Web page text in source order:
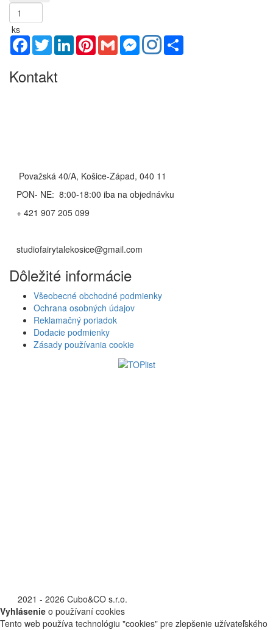
ks
Facebook
TwitterLinkedInPinterestGmail Messenger
Kontakt
Považská 40/A, Košice-Západ, 040 11
PON- NE: 8:00-18:00 iba na objednávku
+ 421 907 205 099
studiofairytalekosice@gmail.com
Dôležité informácie
Všeobecné obchodné podmienky
Ochrana osobných údajov
Reklamačný poriadok
Dodacie podmienky
Zásady používania cookie
2021 - 2026 Cubo&CO s.r.o.
Vyhlásenie o používaní cookies
Tento web používa technológiu "cookies" pre zlepšenie užívateľského